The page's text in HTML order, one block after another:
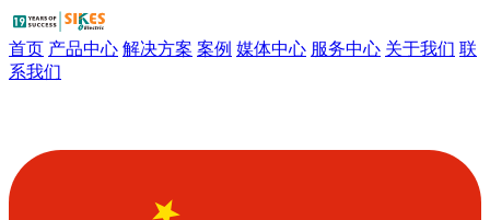
首页 产品中心 解决方案 案例 媒体中心 服务中心 关于我们 联
系我们